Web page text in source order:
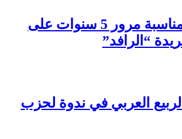
احتفالية بمناسبة مرور 5 سنوات على
“الرافد”
العربي في ندوة لحزب